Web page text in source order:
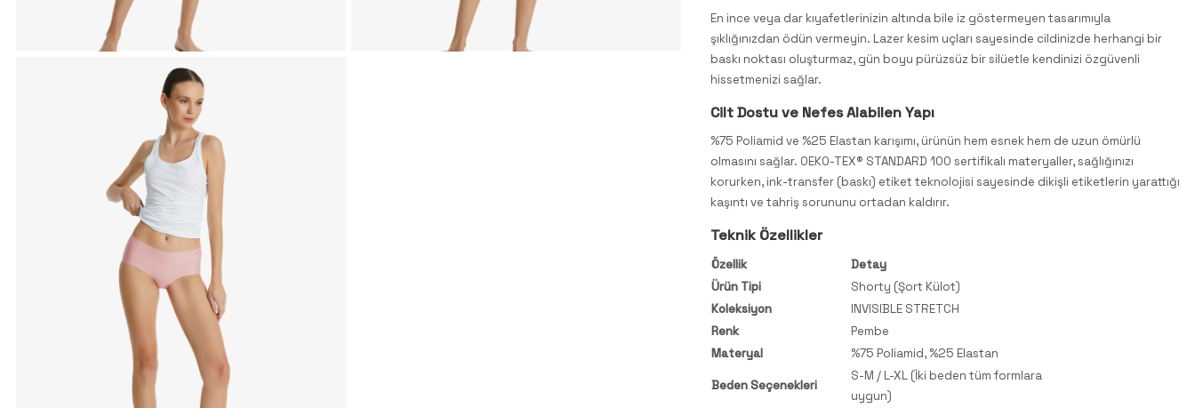
En ince veya dar kıyafetlerinizin altında bile iz göstermeyen tasarımıyla
şıklığınızdan ödün vermeyin. Lazer kesim uçları sayesinde cildinizde herhangi bir
baskı noktası oluşturmaz, gün boyu pürüzsüz bir silüetle kendinizi özgüvenli
hissetmenizi sağlar.
Cilt Dostu ve Nefes Alabilen Yapı
%75 Poliamid ve %25 Elastan karışımı, ürünün hem esnek hem de uzun ömürlü
olmasını sağlar. OEKO-TEX® STANDARD 100 sertifikalı materyaller, sağlığınızı
korurken, ink-transfer (baskı) etiket teknolojisi sayesinde dikişli etiketlerin yarattığı
kaşıntı ve tahriş sorununu ortadan kaldırır.
Teknik Özellikler
Özellik
Detay
Ürün Tipi
Shorty (Şort Külot)
Koleksiyon
INVISIBLE STRETCH
Renk
Pembe
Materyal
%75 Poliamid, %25 Elastan
Beden Seçenekleri
S-M / L-XL (İki beden tüm formlara
uygun)